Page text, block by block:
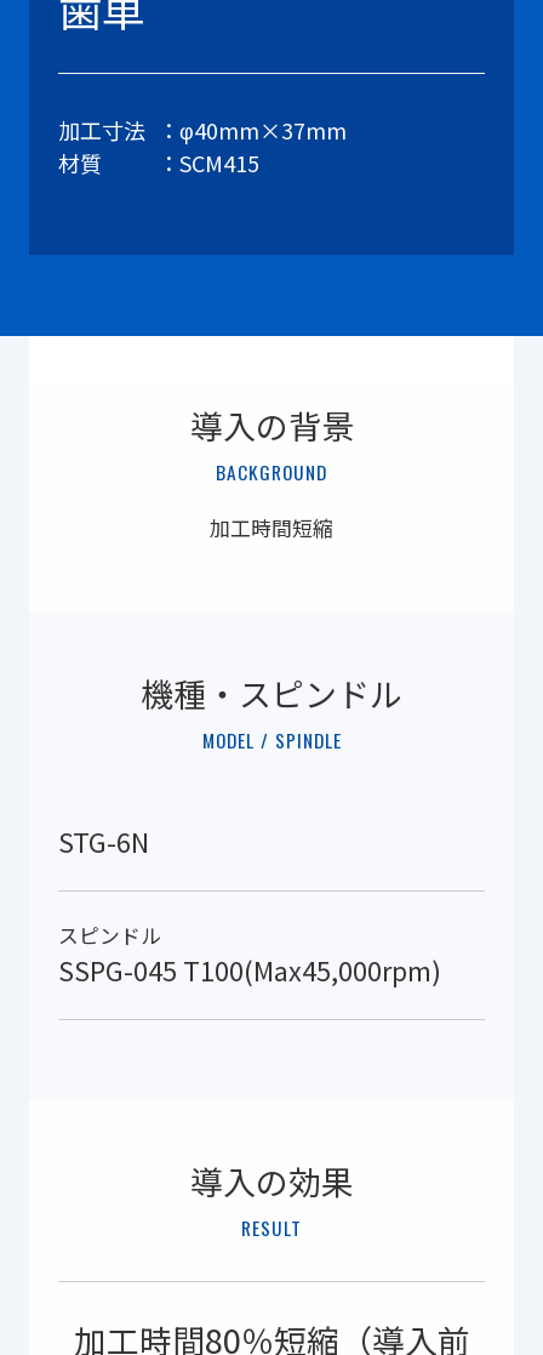
加工寸法
φ40mm×37mm
材質
SCM415
導入の背景
BACKGROUND
加工時間短縮
機種・スピンドル
MODEL / SPINDLE
STG-6N
スピンドル
SSPG-045 T100(Max45,000rpm)
導入の効果
RESULT
加工時間80％短縮（導入前